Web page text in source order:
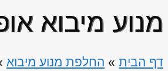
מנוע מיבוא
דף הבית » החלפת מנוע מיבוא